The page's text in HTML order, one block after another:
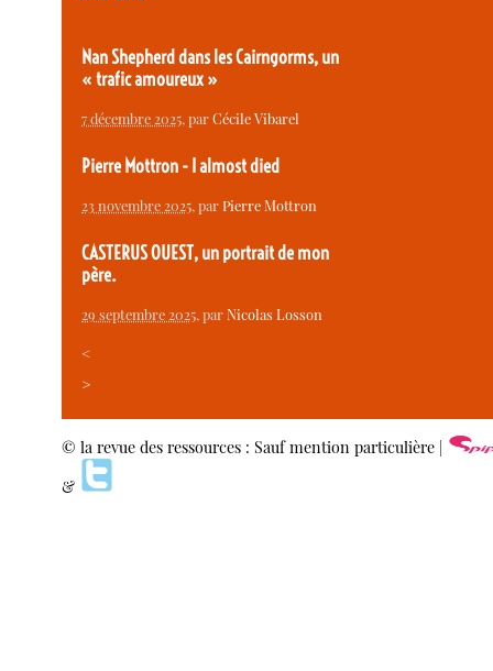
Nan Shepherd dans les Cairngorms, un
« trafic amoureux »
7 décembre 2025, parCécile Vibarel
Pierre Mottron - I almost died
23 novembre 2025, parPierre Mottron
CASTERUS OUEST, un portrait de mon
père.
29 septembre 2025, parNicolas Losson
<
>
© la revue des ressources : Sauf mention particulière |
&